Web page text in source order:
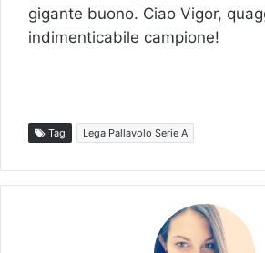
gigante buono. Ciao Vigor,
indimenticabile campione!
Tag Lega Pallavolo Serie A